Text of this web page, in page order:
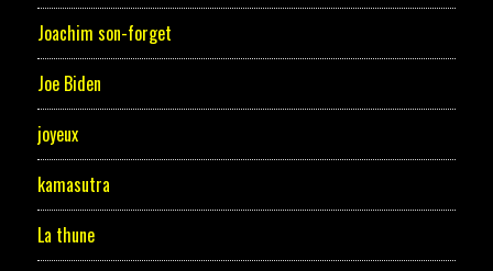
Joachim son-forget
Joe Biden
joyeux
kamasutra
La thune